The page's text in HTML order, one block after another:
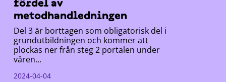
metodhandledningen
Del 3 är borttagen som obligatorisk del i
grundutbildningen och kommer att
plockas ner från steg 2 portalen under
våren...
2024-04-04